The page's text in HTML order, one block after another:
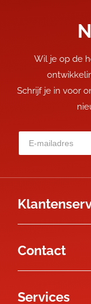
Wil je op de
Schrijf je in voor
Contact
Services